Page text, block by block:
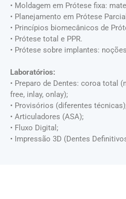
• Moldagem em Prótese fixa:
• Planejamento em Prótese
• Princípios biomecânicos de
•⁠ ⁠Prótese total e PPR.
• Prótese sobre implantes:
Laboratórios:
• Preparo de Dentes: coroa total
free, inlay, onlay);
• Provisórios (diferentes
• Articuladores (ASA);
• Fluxo Digital;
• Impressão 3D (Dentes